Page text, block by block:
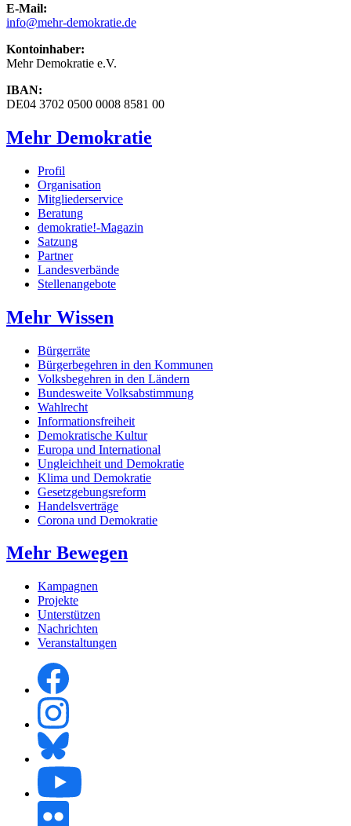
E-Mail:
info@mehr-demokratie.de
Kontoinhaber:
Mehr Demokratie e.V.
IBAN:
DE04 3702 0500 0008 8581 00
Mehr Demokratie
Profil
Organisation
Mitgliederservice
Beratung
demokratie!-Magazin
Satzung
Partner
Landesverbände
Stellenangebote
Mehr Wissen
Bürgerräte
Bürgerbegehren in den Kommunen
Volksbegehren in den Ländern
Bundesweite Volksabstimmung
Wahlrecht
Informationsfreiheit
Demokratische Kultur
Europa und International
Ungleichheit und Demokratie
Klima und Demokratie
Gesetzgebungsreform
Handelsverträge
Corona und Demokratie
Mehr Bewegen
Kampagnen
Projekte
Unterstützen
Nachrichten
Veranstaltungen